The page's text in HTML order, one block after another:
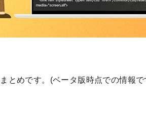
とめです。(ベータ版時点での情報で